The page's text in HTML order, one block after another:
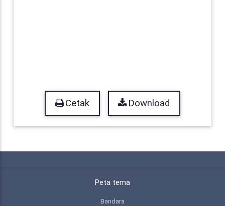
Cetak Download
Peta tema
Bandara